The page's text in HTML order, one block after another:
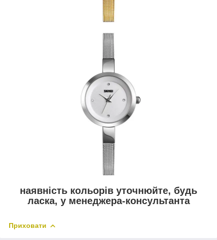
наявність кольорів уточнюйте, будь
ласка, у менеджера-консультанта
Приховати